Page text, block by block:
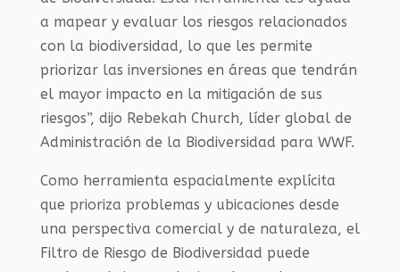
a mapear y evaluar los riesgos relacionados
con la biodiversidad, lo que les permite
priorizar las inversiones en áreas que tendrán
el mayor impacto en la mitigación de sus
riesgos”, dijo Rebekah Church, líder global de
Administración de la Biodiversidad para WWF.
Como herramienta espacialmente explícita
que prioriza problemas y ubicaciones desde
una perspectiva comercial y de naturaleza, el
Filtro de Riesgo de Biodiversidad puede